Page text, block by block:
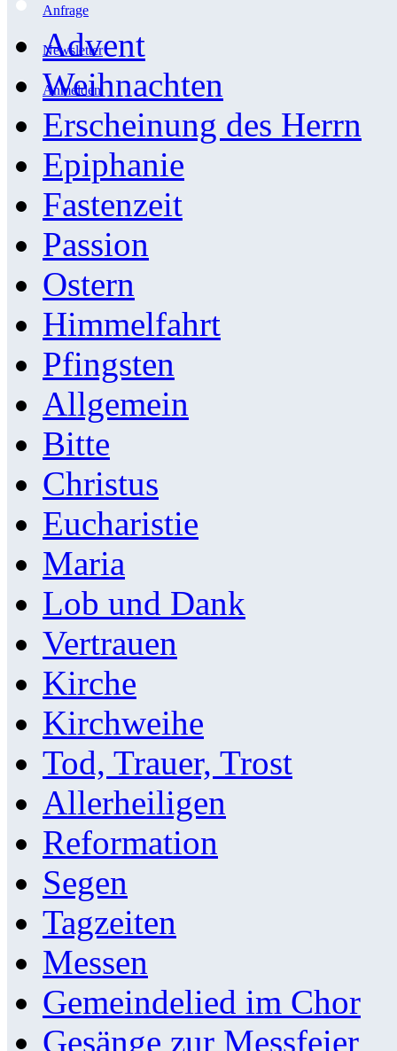
Anfrage
Newsletter
Anmelden
Advent
Weihnachten
Erscheinung des Herrn
Epiphanie
Fastenzeit
Passion
Ostern
Himmelfahrt
Pfingsten
Allgemein
Bitte
Christus
Eucharistie
Maria
Lob und Dank
Vertrauen
Kirche
Kirchweihe
Tod, Trauer, Trost
Allerheiligen
Reformation
Segen
Tagzeiten
Messen
Gemeindelied im Chor
Gesänge zur Messfeier